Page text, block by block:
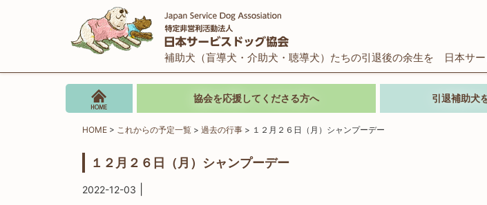
補助犬（盲導犬・介助犬・聴導犬）たちの引退後の余生を 日本サ
協会を応援してくださる方へ 引退補助犬
HOME > これからの予定一覧 > 過去の行事 > １２月２６日（月）シャンプーデー
１２月２６日（月）シャンプーデー
2022-12-03